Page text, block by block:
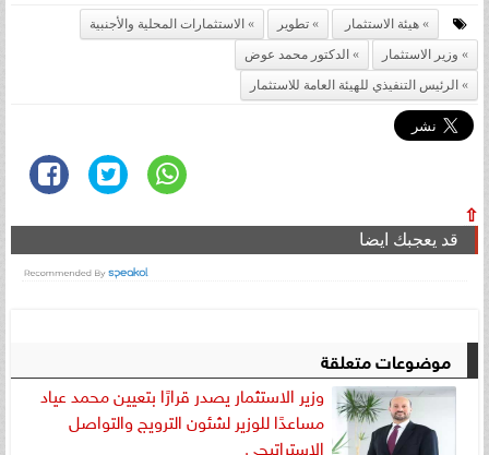
هيئة الاستثمار تطوير
الاستثمارات المحلية والأجنبية
وزير الاستثمار
الدكتور محمد عوض
الرئيس التنفيذي للهيئة العامة للاستثمار
⇧
قد يعجبك ايضا
موضوعات متعلقة
وزير الاستثمار يصدر قرارًا بتعيين محمد عياد
مساعدًا للوزير لشئون الترويج والتواصل
الاستراتيجي